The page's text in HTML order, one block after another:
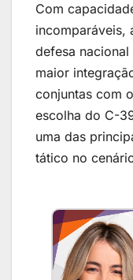
Com
incomparáveis,
defesa
maior
conjuntas com
escolha do C-
uma das
tático no